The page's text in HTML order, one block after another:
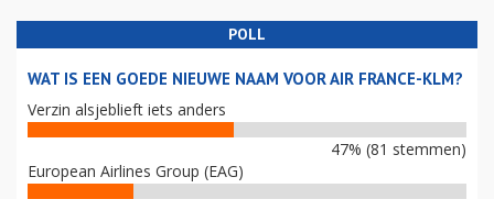
POLL
WAT IS EEN GOEDE NIEUWE NAAM VOOR AIR FRANCE-KLM?
Verzin alsjeblieft iets anders
47% (81 stemmen)
European Airlines Group (EAG)